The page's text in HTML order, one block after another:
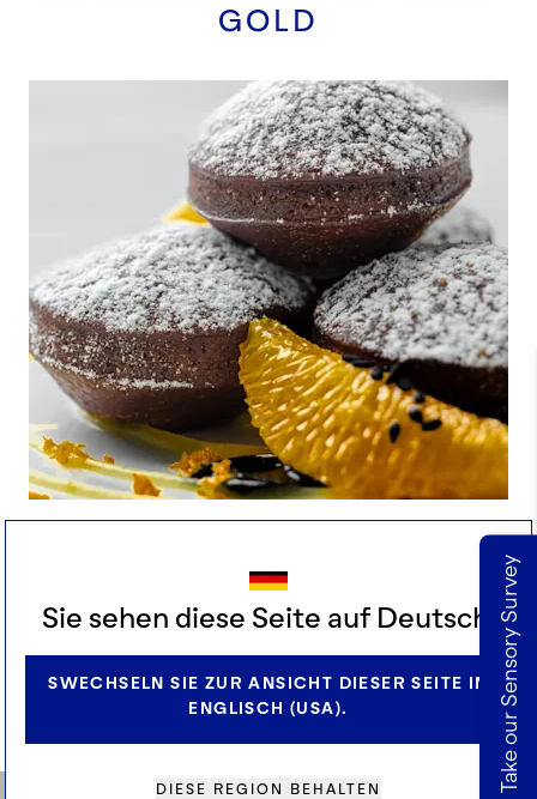
Sie sehen diese Seite auf Deutsch.
SWECHSELN SIE ZUR ANSICHT DIESER SEITE IN
ENGLISCH (USA).
DIESE REGION BEHALTEN
GOLD
(MALASADAS) WITH BLACK SESAME &
ALLE REZEPTE ANZEIGEN Take our Sensory Survey